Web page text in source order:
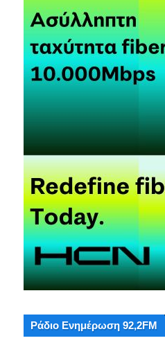
Ράδιο Ενημέρωση 92,2FM